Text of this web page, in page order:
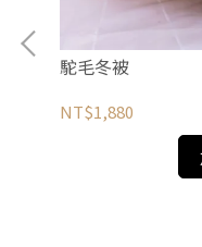
駝毛冬被
NT$1,880